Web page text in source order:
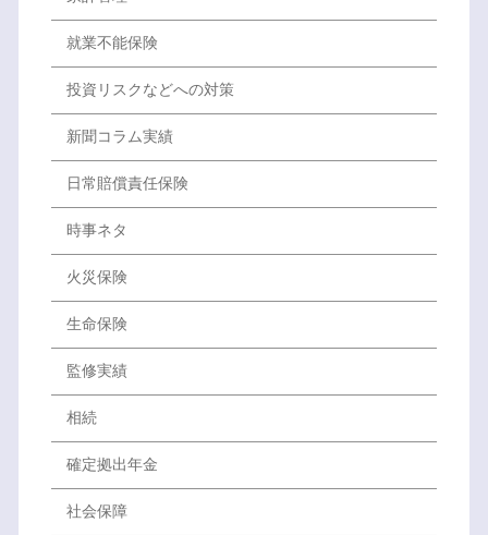
就業不能保険
投資リスクなどへの対策
新聞コラム実績
日常賠償責任保険
時事ネタ
火災保険
生命保険
監修実績
相続
確定拠出年金
社会保障